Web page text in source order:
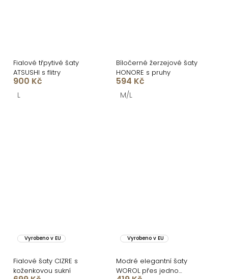
Fialové třpytivé šaty
ATSUSHI s flitry
900 Kč
L
Bíločerné žerzejové šaty
HONORE s pruhy
594 Kč
M/L
Vyrobeno v EU
Fialové šaty CIZRE s
koženkovou sukní
Vyrobeno v EU
Modré elegantní šaty
WOROL přes jedno